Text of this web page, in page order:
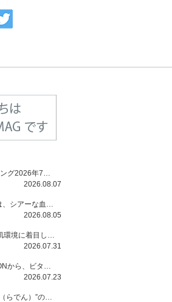
COSME at MAG トータルランキング2026年7月号
2026.08.07
まもなくNARSから登場するのは、シアーな血色感と高揚感が魅力の新作リキッドブラッシュ「インセイシャブル リキッドブラッシュ」と、ゴールデンアワーに染まる空にインスピレーションを得た「アフターグロー リップシャイン」の新色！夏をハックして！
2026.08.05
リンクルショットから、シワの肌環境に着目した初のローションとナイトクリームが登場！デイリーケアで、シワ特有の肌環境を改善し、シワが目立たない肌へと導きます。
2026.07.31
ナチュラルコスメブランドSABONから、ビタミンC配合のビタミンスムージーマスク「ラディアンスマスク」と、ペパーミントにオーガニックハーブを凝縮したジェルの涼感トリートメント美容液「スカルプセラム リフレッシング」が登場！日々のデイリーケアで、過酷な猛暑で疲れた肌や頭皮をサポート、心地よくリフレッシュし、優しく肌を整えます。
2026.07.23
神秘的な輝きを秘めた技法“螺鈿（らでん）”の多彩で多様な煌めきに着想を得たSUQQUの2026 秋 カラーコレクションから登場するのは、艶然と輝くアイシャドウや偏光パールを配したフェイスカラー、繊細なパールの煌めくネイル、そしてそれらを際立てる“朧げな艶”を秘めた新リクイドリップ「ブラー リクイド リップ」。強さを秘めたまろやかな洗練の表情に。